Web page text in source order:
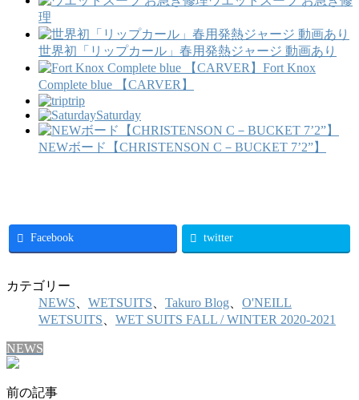
理
世界初「リップカール」春用発熱ジャージ 動画あり
Fort Knox
Complete blue 【CARVER】
trip
Saturday
NEWボード【CHRISTENSON C－BUCKET 7’2”】
Facebook twitter
カテゴリー
NEWS
WETSUITS Takuro Blog
O'NEILL
WETSUITS
WET SUITS FALL / WINTER 2020-2021
NEWS
前の記事